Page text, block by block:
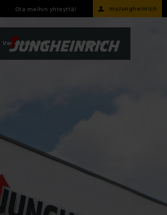
Ota meihin yhteyttä! myJungheinrich
Verkkokauppa Työpaikat